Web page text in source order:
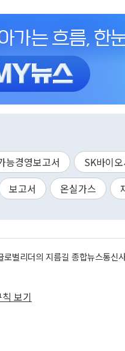
능경영보고서 SK바이
보고서 온실가스
로벌리더의 지름길 종합뉴스통
보기